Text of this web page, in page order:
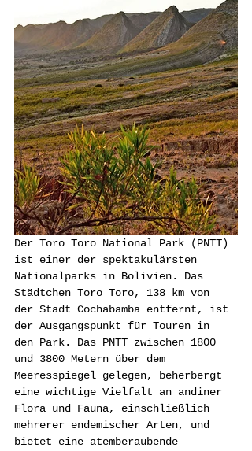
Der Toro Toro National Park (PNTT)
ist einer der spektakulärsten
Nationalparks in Bolivien. Das
Städtchen Toro Toro, 138 km von
der Stadt Cochabamba entfernt, ist
der Ausgangspunkt für Touren in
den Park. Das PNTT zwischen 1800
und 3800 Metern über dem
Meeresspiegel gelegen, beherbergt
eine wichtige Vielfalt an andiner
Flora und Fauna, einschließlich
mehrerer endemischer Arten, und
bietet eine atemberaubende